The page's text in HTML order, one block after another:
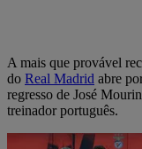
A mais que provável
do Real Madrid abre
regresso de José
treinador português.